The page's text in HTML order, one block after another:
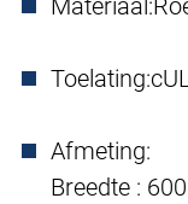
Materiaal:
Toelating:
Afmeting:
Breedte :